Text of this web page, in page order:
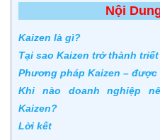
Nội
Kaizen là gì?
Tại sao Kaizen trở thành
Phương pháp Kaizen –
Khi nào doanh nghiệp
Kaizen?
Lời kết